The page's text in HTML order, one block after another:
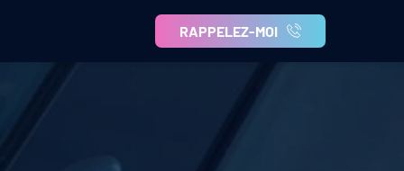
RAPPELEZ-MOI